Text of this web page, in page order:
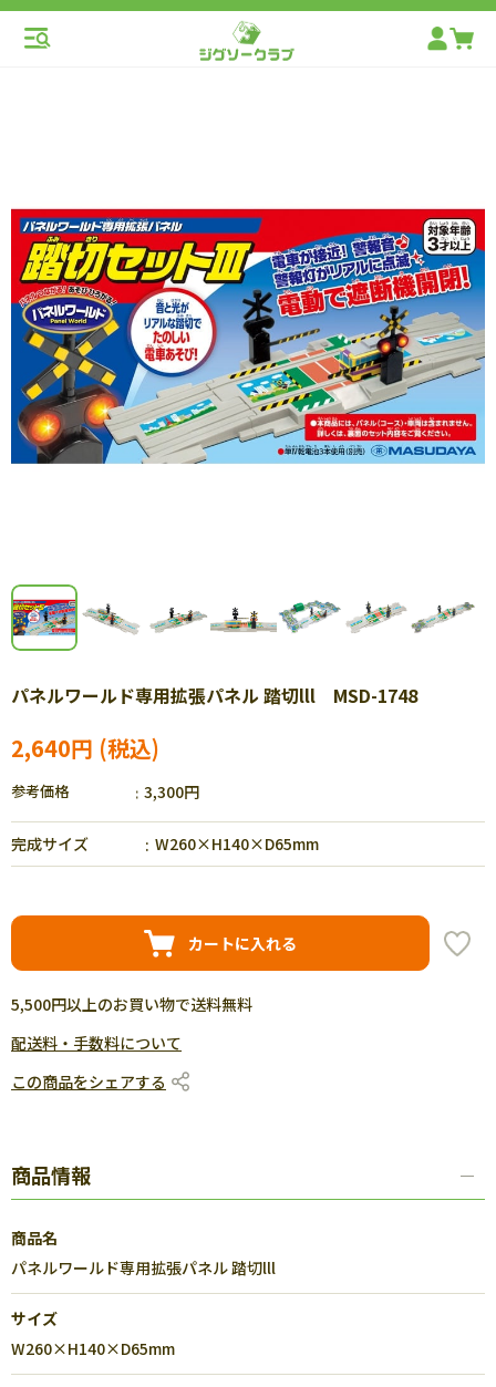
パネルワールド専用拡張パネル 踏切lll MSD-1748
2,640円
参考価格 3,300円
完成サイズ W260×H140×D65mm
カートに入れる
5,500円以上のお買い物で送料無料
配送料・手数料について
この商品をシェアする
商品情報
商品名
パネルワールド専用拡張パネル 踏切lll
サイズ
W260×H140×D65mm